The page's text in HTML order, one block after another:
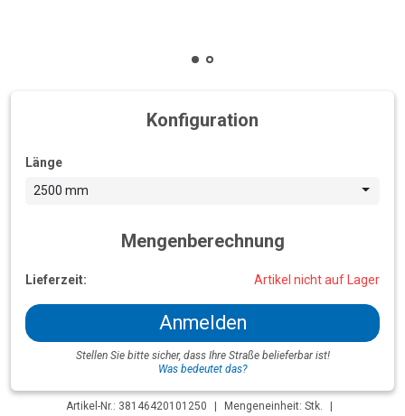
Konfiguration
Länge
2500 mm
Mengenberechnung
Lieferzeit: Artikel nicht auf Lager
Anmelden
Stellen Sie bitte sicher, dass Ihre Straße belieferbar ist!
Was bedeutet das?
Artikel-Nr.: 38146420101250 Mengeneinheit: Stk.